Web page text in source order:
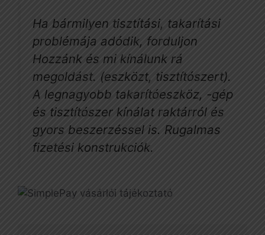
Ha bármilyen tisztítási, takarítási
problémája adódik, forduljon
Hozzánk és mi kínálunk rá
megoldást. (eszközt, tisztítószert).
A legnagyobb takarítóeszköz, -gép
és tisztítószer kínálat raktárról és
gyors beszerzéssel is. Rugalmas
fizetési konstrukciók.